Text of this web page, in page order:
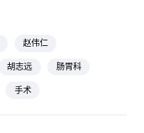
赵伟仁
胡志远
肠胃科
手术